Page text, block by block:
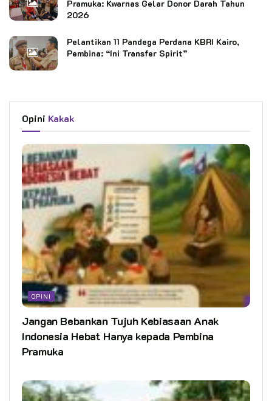
Pramuka: Kwarnas Gelar Donor Darah Tahun
2026
Pelantikan 11 Pandega Perdana KBRI Kairo,
Pembina: “Ini Transfer Spirit”
Opini Kakak
OPINI
Jangan Bebankan Tujuh Kebiasaan Anak
Indonesia Hebat Hanya kepada Pembina
Pramuka